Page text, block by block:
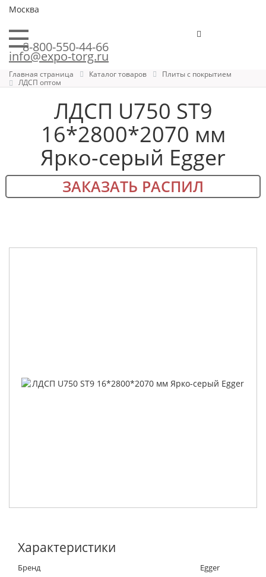
Москва
8-800-550-44-66
info@expo-torg.ru
Главная страница Каталог товаров
Плиты с покрытием
ЛДСП оптом
ЛДСП U750 ST9
16*2800*2070 мм
Ярко-серый Egger
ЗАКАЗАТЬ РАСПИЛ
Характеристики
Бренд
Egger